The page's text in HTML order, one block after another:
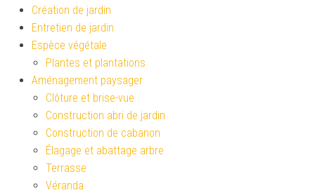
Création de jardin
Entretien de jardin
Espèce végétale
Plantes et plantations
Aménagement paysager
Clôture et brise-vue
Construction abri de jardin
Construction de cabanon
Élagage et abattage arbre
Terrasse
Véranda